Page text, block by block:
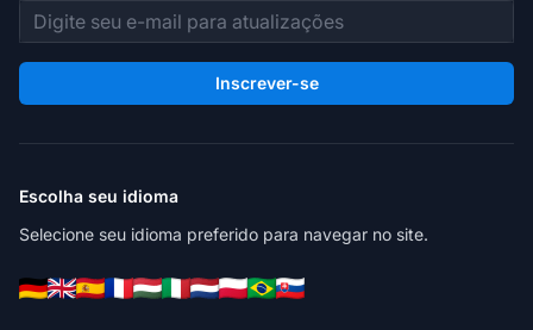
Endereço de e-mail
Inscrever-se
Escolha seu idioma
Selecione seu idioma preferido para navegar no site.